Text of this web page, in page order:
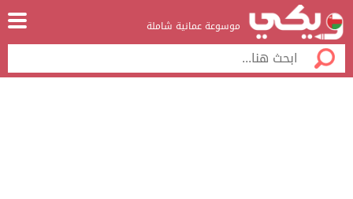
موسوعة عمانية شاملة